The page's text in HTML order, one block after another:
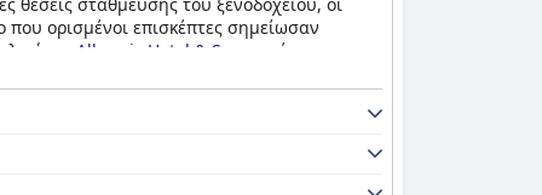
που ορισμένοι επισκέπτες σημείωσαν
το
Alkyonis Hotel & Spa
παρέχει μια